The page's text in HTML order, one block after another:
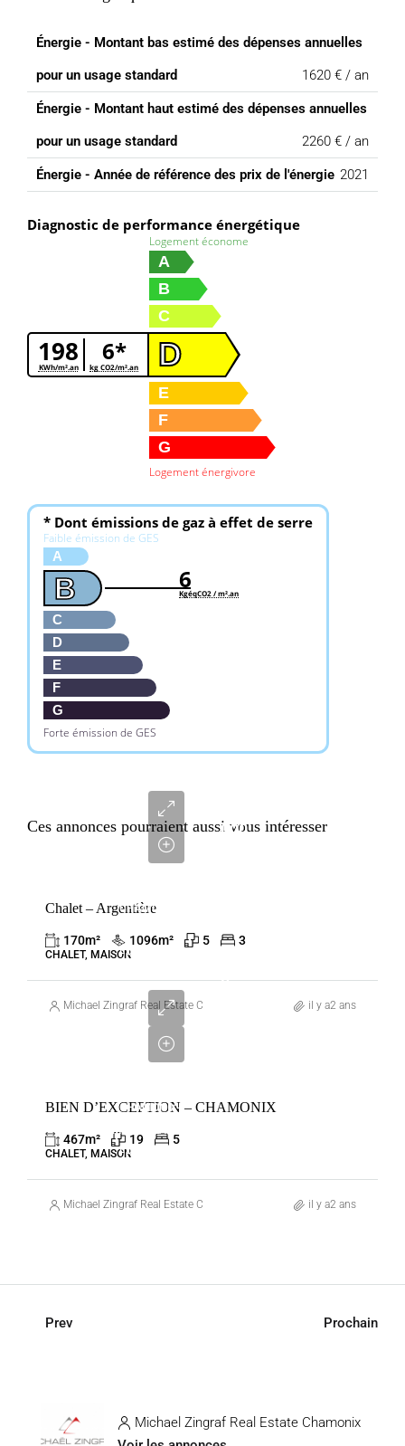
Énergie - Montant bas estimé des dépenses annuelles
pour un usage standard
1620 € / an
Énergie - Montant haut estimé des dépenses annuelles
pour un usage standard
2260 € / an
Énergie - Année de référence des prix de l'énergie 2021
Diagnostic de performance énergétique
198
KWh/m².an
6*
kg CO2/m².an
Logement économe
A
B
C
D
E
F
G
Logement énergivore
* Dont émissions de gaz à effet de serre
Faible émission de GES
A
B
C
D
E
F
G
Forte émission de GES
6
KgéqCO2 / m².an
Ces annonces pourraient aussi vous intéresser
CHAMONIX-
MONT-BLANC
FRANCE
000
Chalet – Argentière
170m² 1096m² 5 3
CHALET, MAISON
Michael Zingraf Real Estate Chamonix il y a2 ans
CHAMONIX-
MONT-BLANC
FRANCE
8
BIEN D’EXCEPTION – CHAMONIX
467m² 19 5
CHALET, MAISON
Michael Zingraf Real Estate Chamonix il y a2 ans
Prev Prochain
Michael Zingraf Real Estate Chamonix